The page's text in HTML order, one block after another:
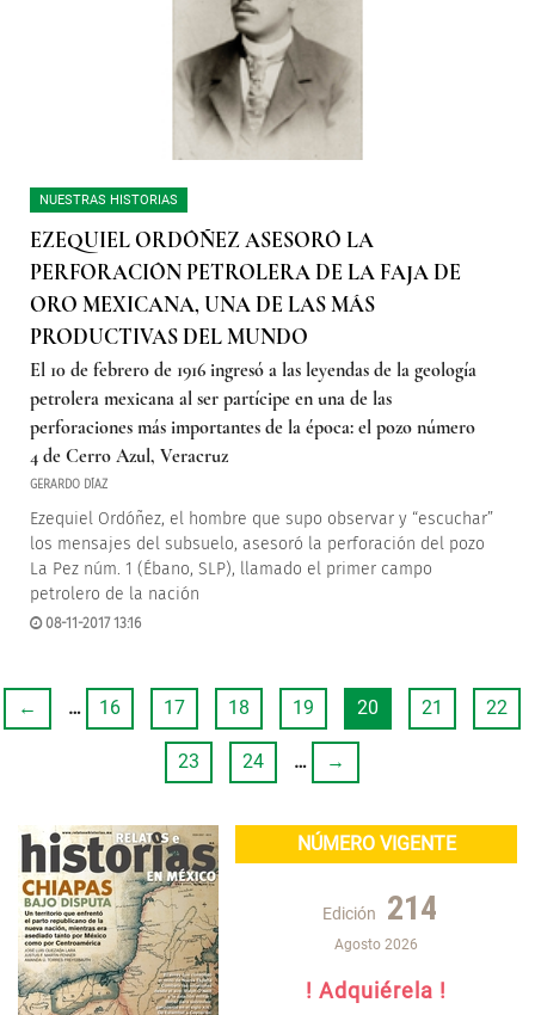
NUESTRAS HISTORIAS
EZEQUIEL ORDÓÑEZ ASESORÓ LA
PERFORACIÓN PETROLERA DE LA FAJA DE
ORO MEXICANA, UNA DE LAS MÁS
PRODUCTIVAS DEL MUNDO
El 10 de febrero de 1916 ingresó a las leyendas de la geología
petrolera mexicana al ser partícipe en una de las
perforaciones más importantes de la época: el pozo número
4 de Cerro Azul, Veracruz
GERARDO DÍAZ
Ezequiel Ordóñez, el hombre que supo observar y “escuchar”
los mensajes del subsuelo, asesoró la perforación del pozo
La Pez núm. 1 (Ébano, SLP), llamado el primer campo
petrolero de la nación
08-11-2017 13:16
← … 16 17 18 19 20 21 22
23 24 … →
NÚMERO VIGENTE
Edición 214
Agosto 2026
! Adquiérela !